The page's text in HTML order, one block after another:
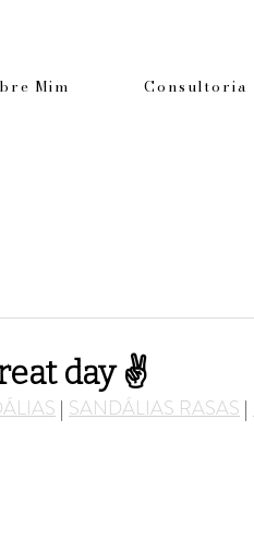
Mim Consultoria
day ✌️
| SANDÁLIAS RASAS |